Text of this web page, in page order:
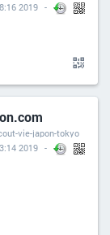
2019
vie-japon-tokyo
2019